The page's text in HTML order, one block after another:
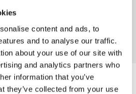
content and ads, to
and to analyse our traffic.
about your use of our site with
and analytics partners who
information that you’ve
they’ve collected from your use